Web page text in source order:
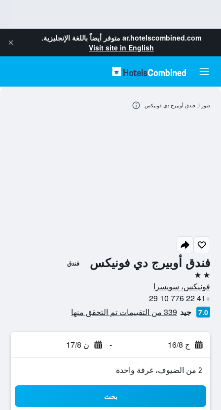
ar.hotelscombined.com متوفر أيضاً باللغة الإنجليزية.
Visit site in English
فندق أوبيرج دي فونيكس فندق
2 نجمتين
فونيكس، سويسرا
+41 22 776 10 29
7.0 جيد 339 من التقييمات تم التحقق منها
ح 16/8 - ن 17/8
2 من الضيوف، غرفة واحدة
بحث
صور لـ فندق أوبيرج دي فونيكس